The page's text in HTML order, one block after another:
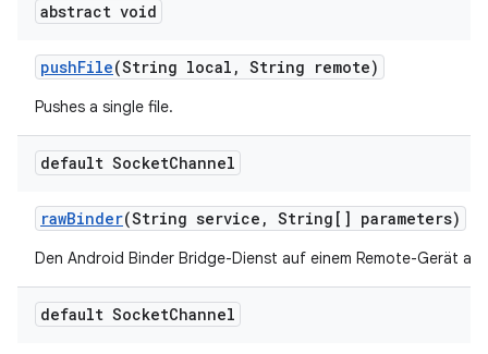
abstract void
pushFile(String local , String remote)
Pushes a single file.
default SocketChannel
rawBinder(String service , String[] parameters)
Den Android Binder Bridge-Dienst auf einem Remote-Gerät
default SocketChannel